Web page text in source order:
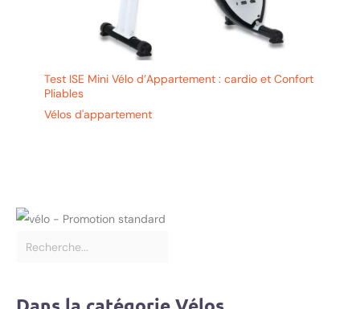
Test ISE Mini Vélo d’Appartement : cardio et Confort
Pliables
Vélos d'appartement